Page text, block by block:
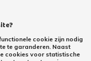
cookie zijn nodig
te garanderen. Naast
cookies voor statistische